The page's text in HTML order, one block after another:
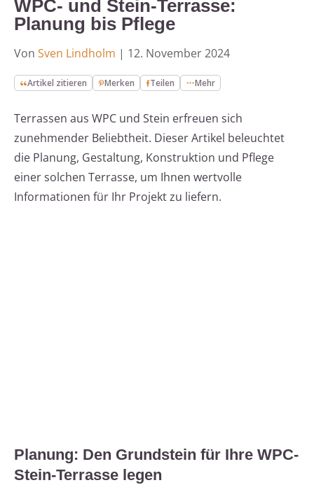
WPC- und Stein-Terrasse:
Planung bis Pflege
Von Sven Lindholm | 12. November 2024
Artikel zitieren Merken Teilen Mehr
Terrassen aus WPC und Stein erfreuen sich
zunehmender Beliebtheit. Dieser Artikel beleuchtet
die Planung, Gestaltung, Konstruktion und Pflege
einer solchen Terrasse, um Ihnen wertvolle
Informationen für Ihr Projekt zu liefern.
Planung: Den Grundstein für Ihre WPC-
Stein-Terrasse legen